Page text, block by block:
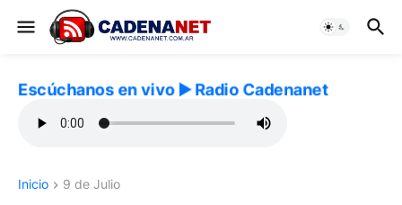
Escúchanos en vivo ▶️ Radio Cadenanet
Inicio 9 de Julio